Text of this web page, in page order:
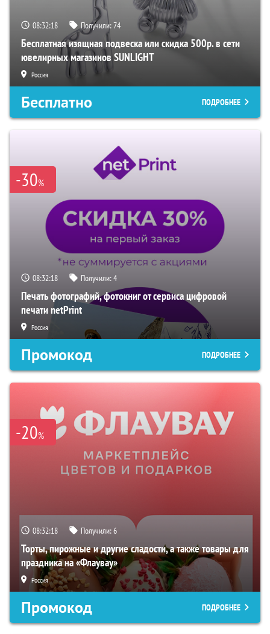
08:32:16 Получили:74
Бесплатная изящная подвеска или скидка 500р. в сети
ювелирных магазинов SUNLIGHT
Россия
Бесплатно ПОДРОБНЕЕ
-30%
08:32:16 Получили:4
Печать фотографий, фотокниг от сервиса цифровой
печати netPrint
Россия
Промокод ПОДРОБНЕЕ
-20%
08:32:16 Получили:6
Торты, пирожные и другие сладости, а также товары для
праздника на «Флаувау»
Россия
Промокод ПОДРОБНЕЕ